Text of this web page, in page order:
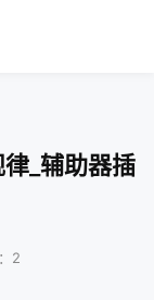
_辅助器插
2